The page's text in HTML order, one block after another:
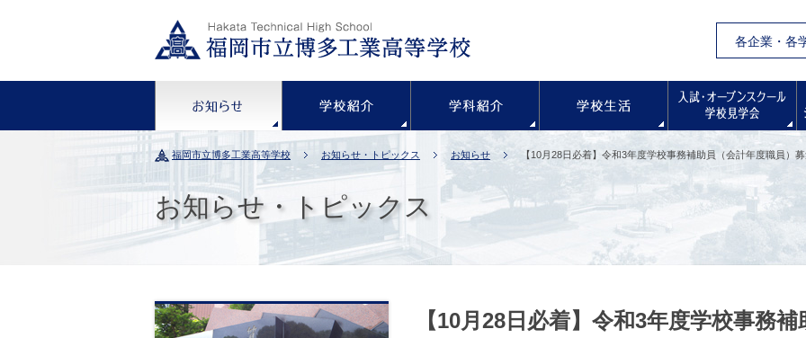
各企業・各
学校生活
福岡市立博多工業高等学校 お知らせ・トピックス お知らせ 【10月28日必着】令和3年度学校事務補助員（会計年度職員）
お知らせ・トピックス
【10月28日必着】令和3年度学校事務